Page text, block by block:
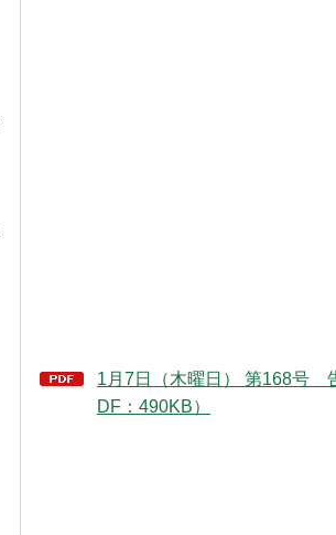
1月7日（木曜日） 第168号
DF：490KB）